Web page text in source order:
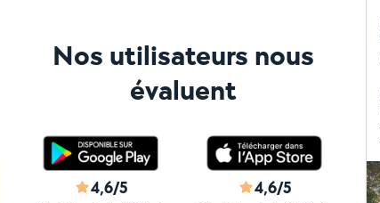
Nos utilisateurs nous
évaluent
4,6/5 4,6/5